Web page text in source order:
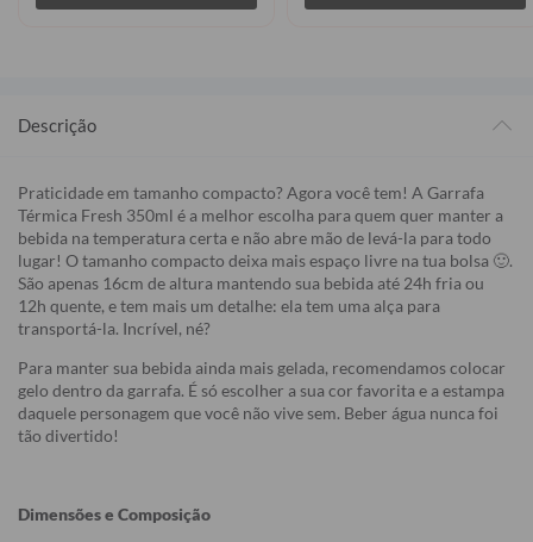
Descrição
Praticidade em tamanho compacto? Agora você tem! A Garrafa
Térmica Fresh 350ml é a melhor escolha para quem quer manter a
bebida na temperatura certa e não abre mão de levá-la para todo
lugar! O tamanho compacto deixa mais espaço livre na tua bolsa 🙂.
São apenas 16cm de altura mantendo sua bebida até 24h fria ou
12h quente, e tem mais um detalhe: ela tem uma alça para
transportá-la. Incrível, né?
Para manter sua bebida ainda mais gelada, recomendamos colocar
gelo dentro da garrafa. É só escolher a sua cor favorita e a estampa
daquele personagem que você não vive sem. Beber água nunca foi
tão divertido!
Dimensões e Composição